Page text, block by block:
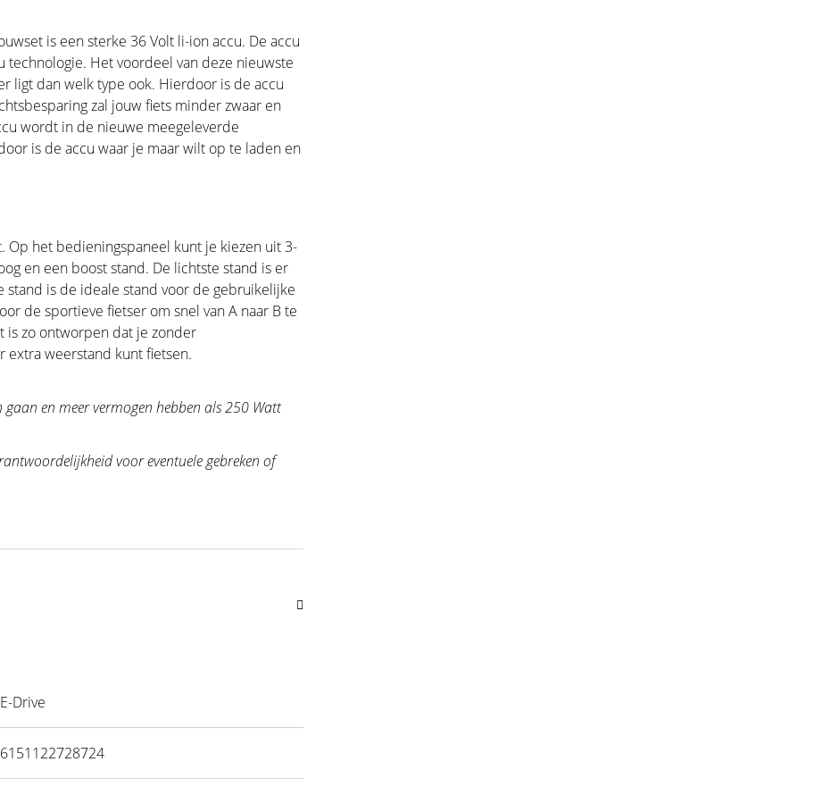
is een sterke 36 Volt li-ion accu. De accu
technologie. Het voordeel van deze nieuwste
ligt dan welk type ook. Hierdoor is de accu
zal jouw fiets minder zwaar en
wordt in de nieuwe meegeleverde
is de accu waar je maar wilt op te laden en
Op het bedieningspaneel kunt je kiezen uit 3-
en een boost stand. De lichtste stand is er
is de ideale stand voor de gebruikelijke
de sportieve fietser om snel van A naar B te
is zo ontworpen dat je zonder
weerstand kunt fietsen.
en meer vermogen hebben als 250 Watt
voor eventuele gebreken of
E-Drive
6151122728724